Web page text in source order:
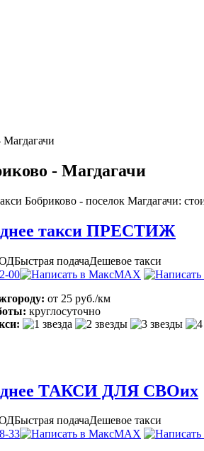
- Магдагачи
Бобриково - поселок Магдагачи:
такси ПРЕСТИЖ
Быстрая подачаДешевое такси
00
MAX
от 25 руб./км
круглосуточно
ТАКСИ ДЛЯ СВОих
Быстрая подачаДешевое такси
33
MAX